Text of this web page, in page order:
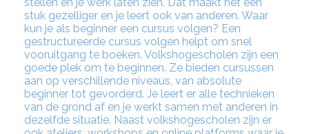
stuk gezelliger en je leert ook van anderen. Waar
kun je als beginner een cursus volgen? Een
gestructureerde cursus volgen helpt om snel
vooruitgang te boeken. Volkshogescholen zijn een
goede plek om te beginnen. Ze bieden cursussen
aan op verschillende niveaus, van absolute
beginner tot gevorderd. Je leert er alle technieken
van de grond af en je werkt samen met anderen in
dezelfde situatie. Naast volkshogescholen zijn er